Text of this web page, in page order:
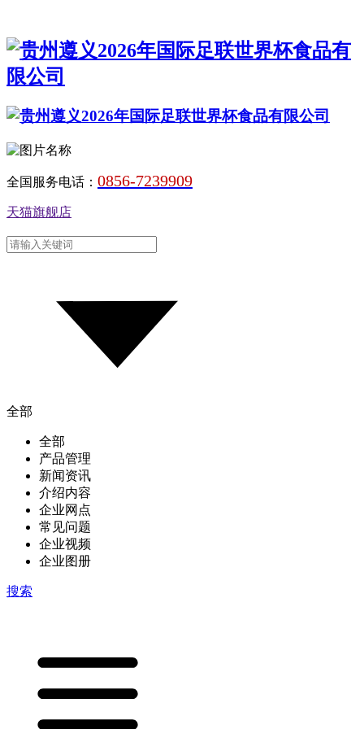
全国服务电话： 0856-7239909
天猫旗舰店
全部
全部
产品管理
新闻资讯
介绍内容
企业网点
常见问题
企业视频
企业图册
搜索